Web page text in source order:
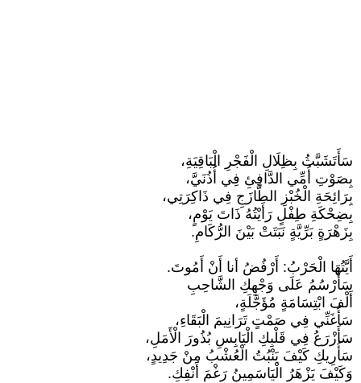
سَأَتَشَبَّثُ بِظِلَالِ الْفَجْرِ الْبَاقِيَةِ،
بِصَوْتِ أُمِّي الدَّافِئِ فِي أُذُنَيَّ،
بِرَائِحَةِ الْخُبْزِ الطَّازَجِ فِي ذَاكِرَتِي،
بِضِحْكَةِ طِفْلٍ رَأَيْتُهُ ذَاتَ يَوْمٍ،
بِزَهْرَةٍ بَرِّيَّةٍ نَبَتَتْ بَيْنَ الرُّكَامِ.
أَيَّتُهَا الْحَرْبُ: أَرْفُضُ أنا أَنْ أَمُوتَ.
سَأَرْسُمُ عَلَى وَجْهِكِ الشَّاحِبِ
أَلْفَ ابْتِسَامَةٍ مُؤَجَّلَةٍ،
سَأُغَنِّي فِي صَمْتٍ تَرَانِيمَ الْبَقَاءِ،
سَأَزْرَعُ فِي قَلْبِكِ الْيَابِسِ بُذُورَ الْأَمَلِ،
سَأُرِيكِ كَيْفَ يَنْبُتُ الْعُشْبُ مِنْ جَدِيدٍ،
وَكَيْفَ يَزْهَرُ الْيَاسَمِينُ رَغْمَ أَنْفِكِ.